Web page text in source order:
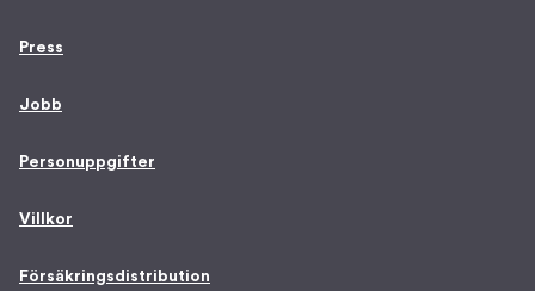
Press
Jobb
Personuppgifter
Villkor
Försäkringsdistribution